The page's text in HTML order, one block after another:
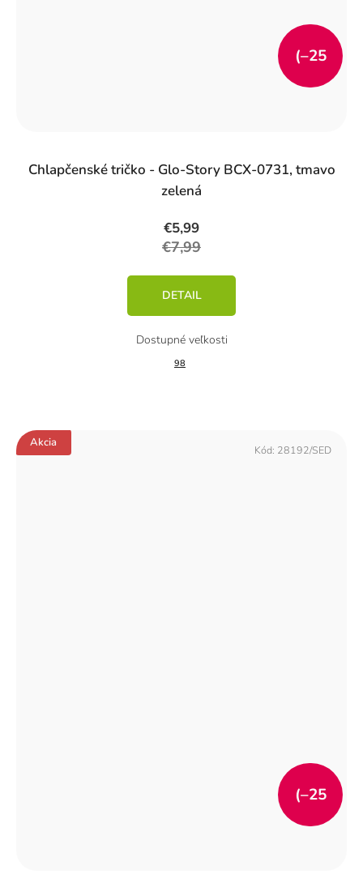
Chlapčenské tričko - Glo-Story BCX-0731, tmavo
zelená
€5,99
€7,99
(–25
DETAIL
98
Akcia
(–25
Kód: 28192/SED